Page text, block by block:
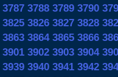
3787 3788 3789 3790
3825 3826 3827 3828
3863 3864 3865 3866
3901 3902 3903 3904
3939 3940 3941 3942